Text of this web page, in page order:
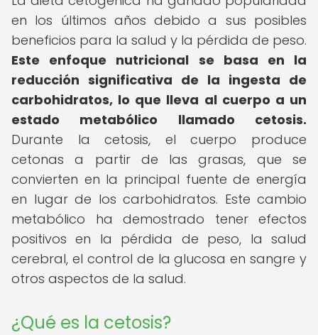
en los últimos años debido a sus posibles
beneficios para la salud y la pérdida de peso.
Este enfoque nutricional se basa en la
reducción significativa de la ingesta de
carbohidratos, lo que lleva al cuerpo a un
estado metabólico llamado cetosis.
Durante la cetosis, el cuerpo produce
cetonas a partir de las grasas, que se
convierten en la principal fuente de energía
en lugar de los carbohidratos. Este cambio
metabólico ha demostrado tener efectos
positivos en la pérdida de peso, la salud
cerebral, el control de la glucosa en sangre y
otros aspectos de la salud.
¿Qué es la cetosis?